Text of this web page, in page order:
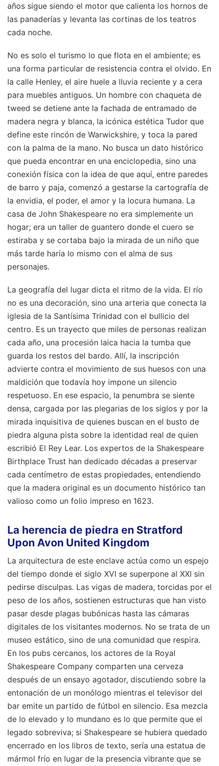
años sigue siendo el motor que calienta los hornos de
las panaderías y levanta las cortinas de los teatros
cada noche.
No es solo el turismo lo que flota en el ambiente; es
una forma particular de resistencia contra el olvido. En
la calle Henley, el aire huele a lluvia reciente y a cera
para muebles antiguos. Un hombre con chaqueta de
tweed se detiene ante la fachada de entramado de
madera negra y blanca, la icónica estética Tudor que
define este rincón de Warwickshire, y toca la pared
con la palma de la mano. No busca un dato histórico
que pueda encontrar en una enciclopedia, sino una
conexión física con la idea de que aquí, entre paredes
de barro y paja, comenzó a gestarse la cartografía de
la envidia, el poder, el amor y la locura humana. La
casa de John Shakespeare no era simplemente un
hogar; era un taller de guantero donde el cuero se
estiraba y se cortaba bajo la mirada de un niño que
más tarde haría lo mismo con el alma de sus
personajes.
La geografía del lugar dicta el ritmo de la vida. El río
no es una decoración, sino una arteria que conecta la
iglesia de la Santísima Trinidad con el bullicio del
centro. Es un trayecto que miles de personas realizan
cada año, una procesión laica hacia la tumba que
guarda los restos del bardo. Allí, la inscripción
advierte contra el movimiento de sus huesos con una
maldición que todavía hoy impone un silencio
respetuoso. En ese espacio, la penumbra se siente
densa, cargada por las plegarias de los siglos y por la
mirada inquisitiva de quienes buscan en el busto de
piedra alguna pista sobre la identidad real de quien
escribió El Rey Lear. Los expertos de la Shakespeare
Birthplace Trust han dedicado décadas a preservar
cada centímetro de estas propiedades, entendiendo
que la madera original es un documento histórico tan
valioso como un folio impreso en 1623.
La herencia de piedra en Stratford
Upon Avon United Kingdom
La arquitectura de este enclave actúa como un espejo
del tiempo donde el siglo XVI se superpone al XXI sin
pedirse disculpas. Las vigas de madera, torcidas por el
peso de los años, sostienen estructuras que han visto
pasar desde plagas bubónicas hasta las cámaras
digitales de los visitantes modernos. No se trata de un
museo estático, sino de una comunidad que respira.
En los pubs cercanos, los actores de la Royal
Shakespeare Company comparten una cerveza
después de un ensayo agotador, discutiendo sobre la
entonación de un monólogo mientras el televisor del
bar emite un partido de fútbol en silencio. Esa mezcla
de lo elevado y lo mundano es lo que permite que el
legado sobreviva; si Shakespeare se hubiera quedado
encerrado en los libros de texto, sería una estatua de
mármol frío en lugar de la presencia vibrante que se